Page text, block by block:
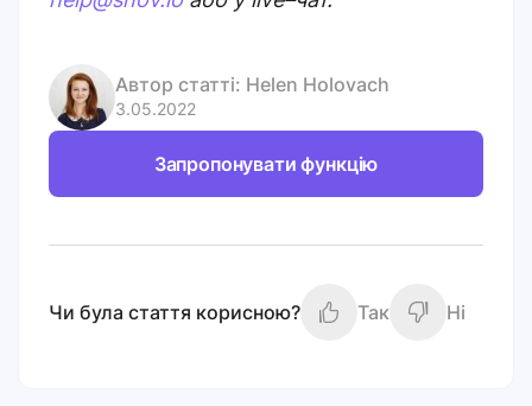
Автор статті: Helen Holovach
3.05.2022
Запропонувати функцію
Чи була стаття корисною? Так Ні